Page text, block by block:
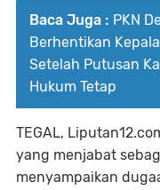
Baca Juga : PKN
Berhentikan
Setelah Putusan
Hukum Tetap
TEGAL,
yang menjabat
menyampaikan